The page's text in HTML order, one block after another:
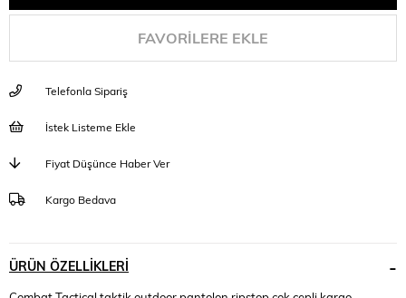
FAVORILERE EKLE
Telefonla Sipariş
İstek Listeme Ekle
Fiyat Düşünce Haber Ver
Kargo Bedava
ÜRÜN ÖZELLIKLERI